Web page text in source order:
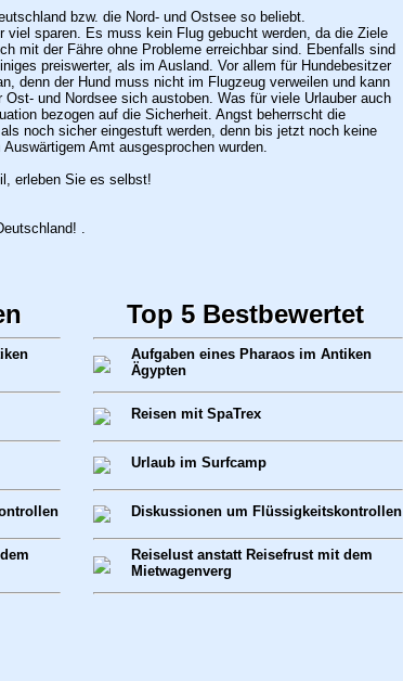
bzw. die Nord- und Ostsee so beliebt.
viel sparen. Es muss kein Flug gebucht werden, da die Ziele
mit der Fähre ohne Probleme erreichbar sind. Ebenfalls sind
preiswerter, als im Ausland. Vor allem für Hundebesitzer
denn der Hund muss nicht im Flugzeug verweilen und kann
und Nordsee sich austoben. Was für viele Urlauber auch
bezogen auf die Sicherheit. Angst beherrscht die
noch sicher eingestuft werden, denn bis jetzt noch keine
Amt ausgesprochen wurden.
erleben Sie es selbst!
.
Top 5 Bestbewertet
Aufgaben eines Pharaos im Antiken
Ägypten
Reisen mit SpaTrex
Urlaub im Surfcamp
Diskussionen um Flüssigkeitskontrollen
Reiselust anstatt Reisefrust mit dem
Mietwagenverg